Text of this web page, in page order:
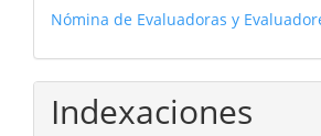
Nómina de Evaluadoras y
Indexaciones